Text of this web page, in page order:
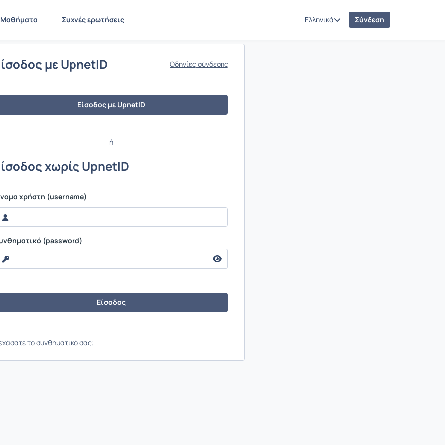
Μαθήματα Συχνές ερωτήσεις Ελληνικά Σύνδεση
με UpnetID Οδηγίες σύνδεσης
Είσοδος με UpnetID
ή
χωρίς UpnetID
χρήστη (username)
(password)
το συνθηματικό σας;